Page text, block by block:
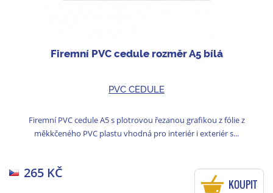
Firemní PVC cedule rozměr A5 bílá
PVC CEDULE
Firemní PVC cedule A5 s plotrovou řezanou grafikou z fólie z
měkkčeného PVC plastu vhodná pro interiér i exteriér s...
265 KČ
KOUPIT